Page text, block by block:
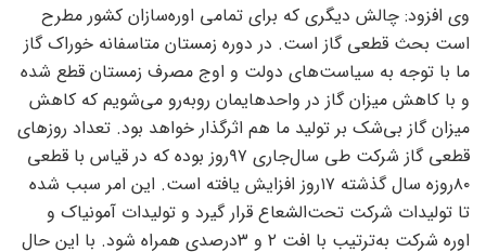
وی افزود: چالش دیگری که برای تمامی اوره‌سازان کشور مطرح
است بحث قطعی گاز است. در دوره زمستان متاسفانه خوراک گاز
ما با توجه به سیاست‌‌‌های دولت و اوج مصرف زمستان قطع شده
و با کاهش میزان گاز در واحدهایمان روبه‌رو می‌‌‌شویم که کاهش
میزان گاز بی‌‌‌شک بر تولید ما هم اثرگذار خواهد بود. تعداد روزهای
قطعی گاز شرکت طی سال‌جاری ۹۷روز بوده که در قیاس با قطعی
۸۰روزه سال گذشته ۱۷روز افزایش یافته است. این امر سبب شده
تا تولیدات شرکت تحت‌‌‌الشعاع قرار گیرد و تولیدات آمونیاک و
اوره شرکت به‌‌‌ترتیب با افت ۲ و ۳درصدی همراه شود. با این حال